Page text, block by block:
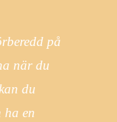
på
när du
du
ha en